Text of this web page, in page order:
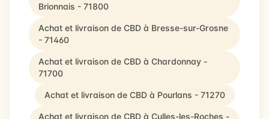
Brionnais - 71800
Achat et livraison de CBD à Bresse-sur-Grosne
- 71460
Achat et livraison de CBD à Chardonnay -
71700
Achat et livraison de CBD à Pourlans - 71270
Achat et livraison de CBD à Culles-les-Roches -